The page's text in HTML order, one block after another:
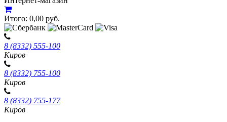
Итого: 0,00 руб.
8 (8332) 555-100
Киров
8 (8332) 755-100
Киров
8 (8332) 755-177
Киров